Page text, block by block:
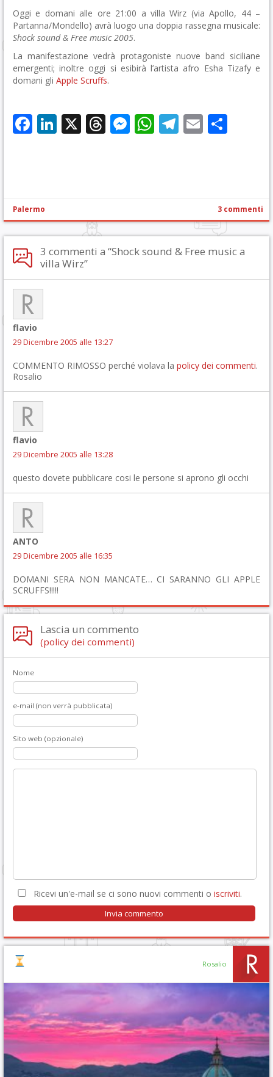
Oggi e domani alle ore 21:00 a villa Wirz (via Apollo, 44 –
Partanna/Mondello) avrà luogo una doppia rassegna musicale:
Shock sound & Free music 2005.
La manifestazione vedrà protagoniste nuove band siciliane
emergenti; inoltre oggi si esibirà l’artista afro Esha Tizafy e
domani gli Apple Scruffs.
Facebook
LinkedIn
X Threads
Messenger
WhatsApp
Telegram
Email
Palermo 3 commenti
3 commenti a “Shock sound & Free music a
villa Wirz”
flavio
29 Dicembre 2005 alle 13:27
COMMENTO RIMOSSO perché violava la policy dei commenti.
Rosalio
flavio
29 Dicembre 2005 alle 13:28
questo dovete pubblicare cosi le persone si aprono gli occhi
ANTO
29 Dicembre 2005 alle 16:35
DOMANI SERA NON MANCATE… CI SARANNO GLI APPLE
SCRUFFS!!!!!
Lascia un commento
(policy dei commenti)
Nome
e-mail (non verrà pubblicata)
Sito web (opzionale)
Ricevi un'e-mail se ci sono nuovi commenti o iscriviti.
Rosalio